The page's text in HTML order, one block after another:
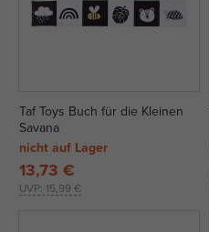
Taf Toys Buch für die Kleinen
Savana
nicht auf Lager
UVP: 15,99 €
13,73 €